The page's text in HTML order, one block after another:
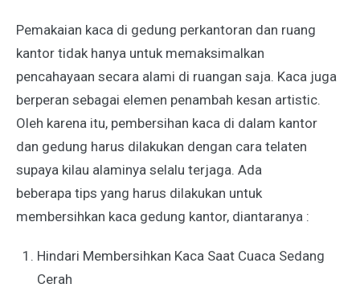
Pemakaian kaca di gedung perkantoran dan ruang
kantor tidak hanya untuk memaksimalkan
pencahayaan secara alami di ruangan saja. Kaca juga
berperan sebagai elemen penambah kesan artistic.
Oleh karena itu, pembersihan kaca di dalam kantor
dan gedung harus dilakukan dengan cara telaten
supaya kilau alaminya selalu terjaga. Ada
beberapa tips yang harus dilakukan untuk
membersihkan kaca gedung kantor, diantaranya :
Hindari Membersihkan Kaca Saat Cuaca Sedang
Cerah